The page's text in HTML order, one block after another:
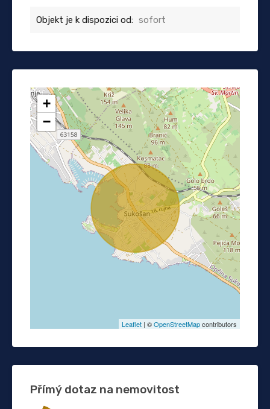
Objekt je k dispozici od: sofort
+
−
Leaflet | ©OpenStreetMapcontributors
Přímý dotaz na nemovitost